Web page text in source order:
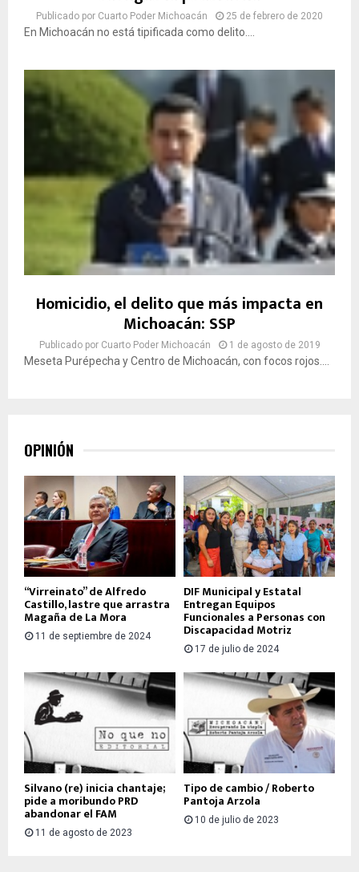
Publicado por Cuarto Poder Michoacán 25 de febrero de 2020
En Michoacán no está tipificada como delito....
Homicidio, el delito que más impacta en
Michoacán: SSP
Publicado por Cuarto Poder Michoacán 1 de agosto de 2019
Meseta Purépecha y Centro de Michoacán, con focos rojos....
OPINIÓN
“Virreinato” de Alfredo
Castillo, lastre que arrastra
Magaña de La Mora
11 de septiembre de 2024
DIF Municipal y Estatal
Entregan Equipos
Funcionales a Personas con
Discapacidad Motriz
17 de julio de 2024
Silvano (re) inicia chantaje;
pide a moribundo PRD
abandonar el FAM
11 de agosto de 2023
Tipo de cambio / Roberto
Pantoja Arzola
10 de julio de 2023